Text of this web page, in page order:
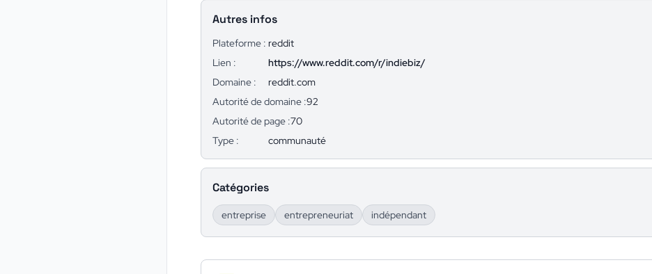
Autres infos
Plateforme : reddit
Lien :
https://www.reddit.com/r/indiebiz/
Domaine :
reddit.com
Autorité de domaine :92
Autorité de page :70
Type :
communauté
Catégories
entreprise entrepreneuriat indépendant